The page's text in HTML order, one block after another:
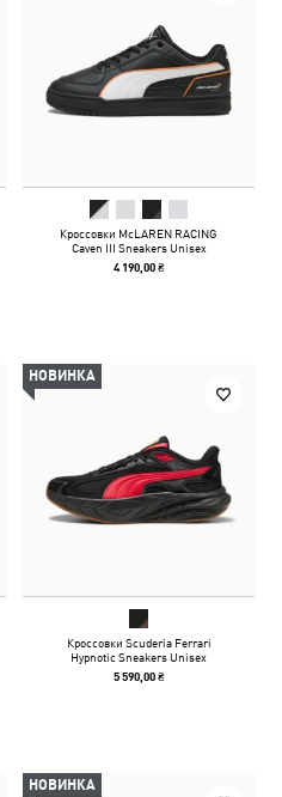
Кроссовки McLAREN RACING
Caven III Sneakers Unisex
4 190,00 ₴
НОВИНКА
Кроссовки Scuderia Ferrari
Hypnotic Sneakers Unisex
5 590,00 ₴
НОВИНКА